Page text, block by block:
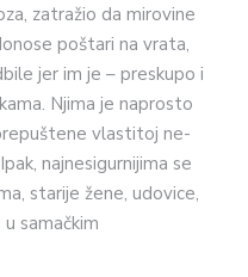
zatražio da mirovine
poštari na vrata,
jer im je – preskupo i
Njima je naprosto
vlastitoj ne­
najnesigurnijima se
starije žene, udo­vice,
samačkim